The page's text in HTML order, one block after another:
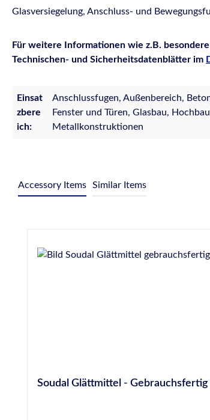
Glasversiegelung, Anschluss- und
Für weitere Informationen wie z.B.
Technischen- und Sicherheitsdatenblätter im
Einsat
zbere
ich:
Anschlussfugen, Außenbereich,
Fenster und Türen, Glasbau,
Metallkonstruktionen
Accessory Items Similar Items
Soudal Glättmittel - Gebrauchsfertig